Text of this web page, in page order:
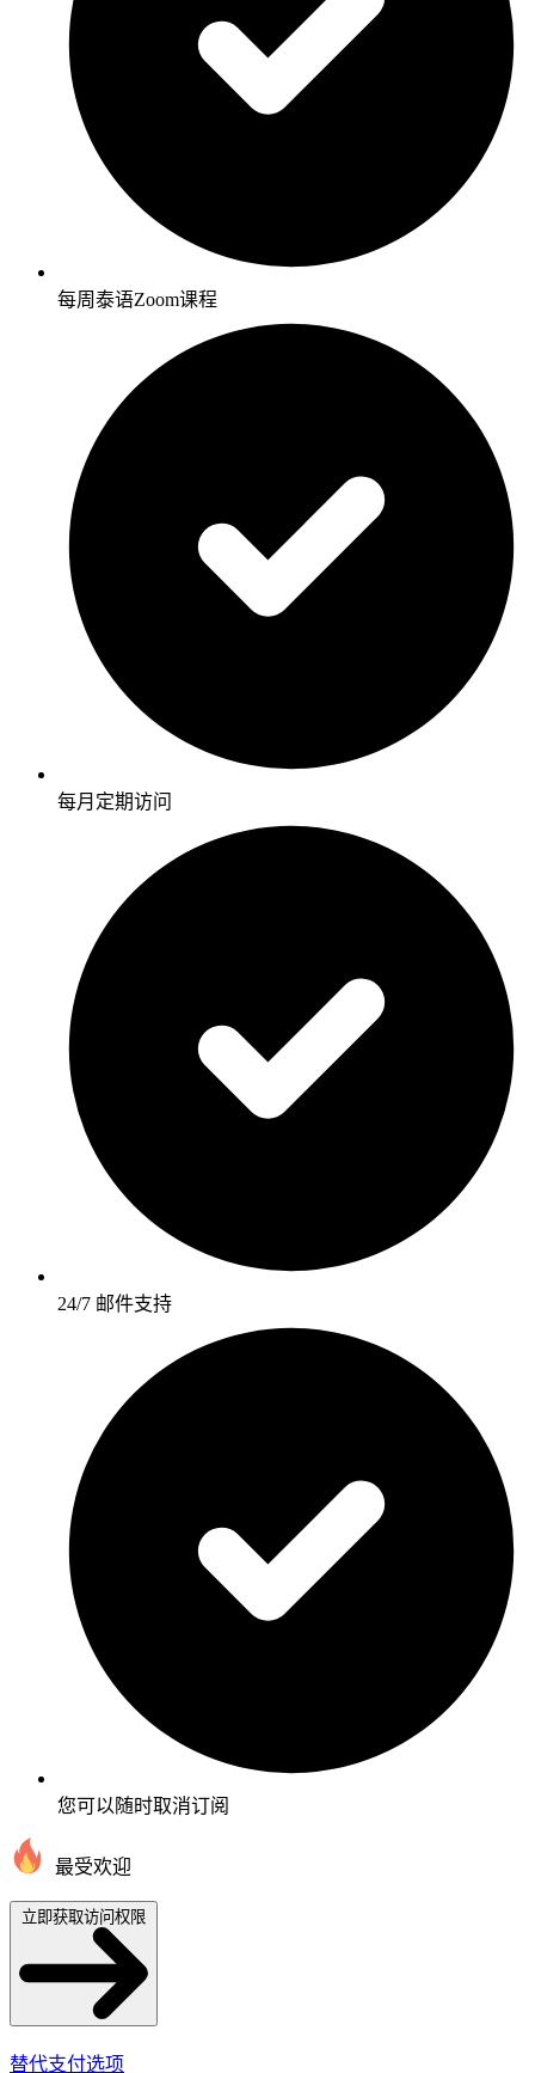
每周泰语Zoom课程
每月定期访问
24/7 邮件支持
您可以随时取消订阅
最受欢迎
替代支付选项